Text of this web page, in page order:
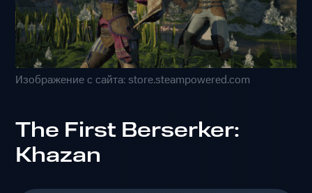
Изображение с сайта: store.steampowered.com
The First Berserker:
Khazan